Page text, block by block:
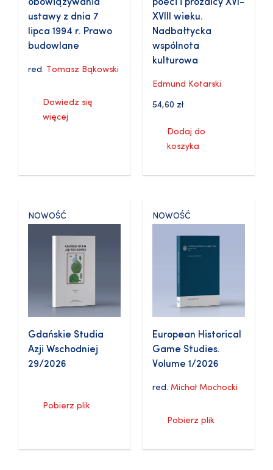
obowiązywania
ustawy z dnia 7
lipca 1994 r. Prawo
budowlane
red. Tomasz Bąkowski
Dowiedz się
więcej
poeci i prozaicy XVI-
XVIII wieku.
Nadbałtycka
wspólnota
kulturowa
Edmund Kotarski
54,60 zł
Dodaj do
koszyka
NOWOŚĆ
Gdańskie Studia
Azji Wschodniej
29/2026
Pobierz plik
NOWOŚĆ
European Historical
Game Studies.
Volume 1/2026
red. Michał Mochocki
Pobierz plik